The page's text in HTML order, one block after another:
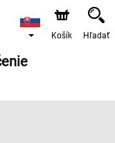
Košík Hľadať